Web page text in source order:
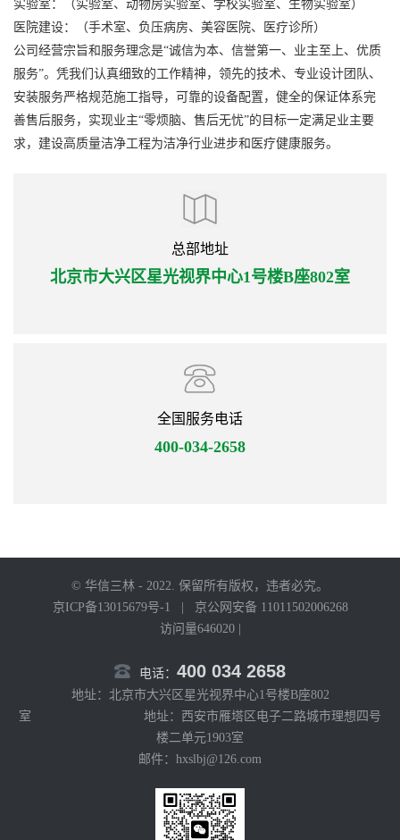
实验室：（实验室、动物房实验室、学校实验室、生物实验室）
医院建设：（手术室、负压病房、美容医院、医疗诊所）
公司经营宗旨和服务理念是“诚信为本、信誉第一、业主至上、优质
服务”。凭我们认真细致的工作精神，领先的技术、专业设计团队、
安装服务严格规范施工指导，可靠的设备配置，健全的保证体系完
善售后服务，实现业主“零烦脑、售后无忧”的目标一定满足业主要
求，建设高质量洁净工程为洁净行业进步和医疗健康服务。
总部地址
北京市大兴区星光视界中心1号楼B座802室
全国服务电话
400-034-2658
© 华信三林 - 2022. 保留所有版权，违者必究。
京ICP备13015679号-1
京公网安备 11011502006268
访问量646020 |
电话： 400 034 2658
地址：北京市大兴区星光视界中心1号楼B座802
室 地址：西安市雁塔区电子二路城市理想四号
楼二单元1903室
邮件：hxslbj@126.com